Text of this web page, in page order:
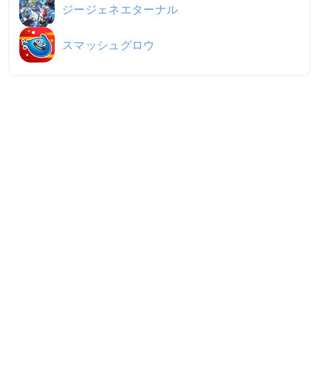
ジージェネエターナル
スマッシュグロウ